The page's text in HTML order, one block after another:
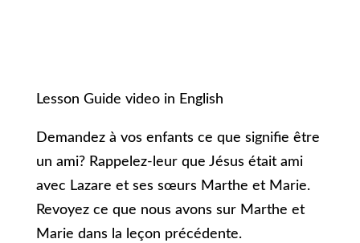
Lesson Guide video in English
Demandez à vos enfants ce que signifie être
un ami? Rappelez-leur que Jésus était ami
avec Lazare et ses sœurs Marthe et Marie.
Revoyez ce que nous avons sur Marthe et
Marie dans la leçon précédente.